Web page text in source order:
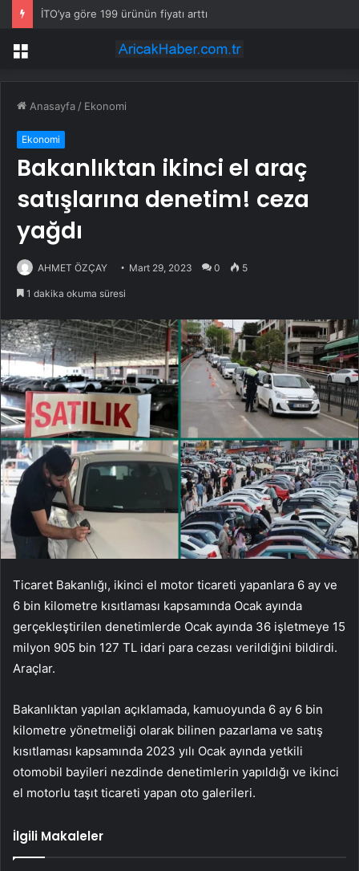
İTO’ya göre 199 ürünün fiyatı arttı
Menü
Anasayfa / Ekonomi
Ekonomi
Bakanlıktan ikinci el araç
satışlarına denetim! ceza
yağdı
AHMET ÖZÇAY Mart 29, 2023 0 5
1 dakika okuma süresi
Ticaret Bakanlığı, ikinci el motor ticareti yapanlara 6 ay ve
6 bin kilometre kısıtlaması kapsamında Ocak ayında
gerçekleştirilen denetimlerde Ocak ayında 36 işletmeye 15
milyon 905 bin 127 TL idari para cezası verildiğini bildirdi.
Araçlar.
Bakanlıktan yapılan açıklamada, kamuoyunda 6 ay 6 bin
kilometre yönetmeliği olarak bilinen pazarlama ve satış
kısıtlaması kapsamında 2023 yılı Ocak ayında yetkili
otomobil bayileri nezdinde denetimlerin yapıldığı ve ikinci
el motorlu taşıt ticareti yapan oto galerileri.
İlgili Makaleler